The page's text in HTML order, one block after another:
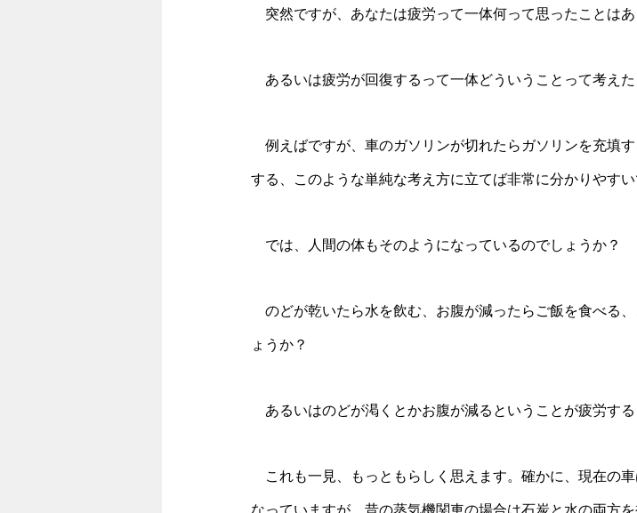
突然ですが、あなたは疲労って一体何って思ったことはあ
あるいは疲労が回復するって一体どういうことって考え
例えばですが、車のガソリンが切れたらガソリンを充填
する、このような単純な考え方に立てば非常に分かりやすい
では、人間の体もそのようになっているのでしょうか？
のどが乾いたら水を飲む、お腹が減ったらご飯を食べる
ょうか？
あるいはのどが渇くとかお腹が減るということが疲労す
これも一見、もっともらしく思えます。確かに、現在の